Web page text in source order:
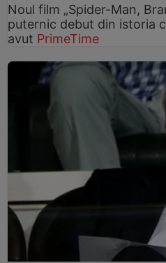
Noul film „Spider-Man,
puternic debut din istoria
avut PrimeTime